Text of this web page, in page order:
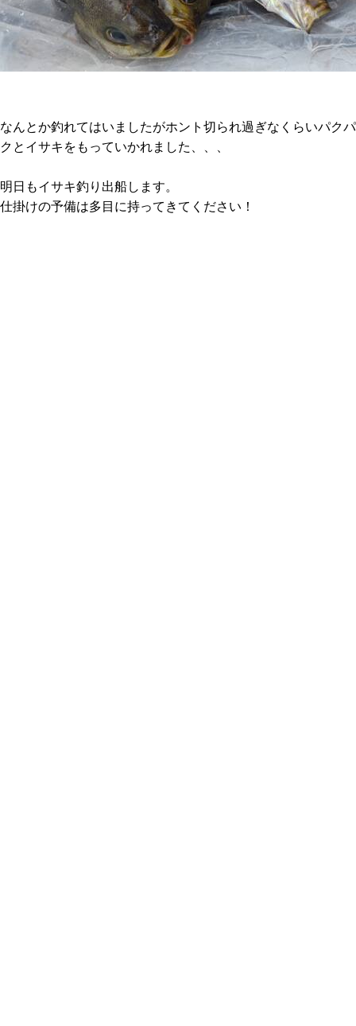
なんとか釣れてはいましたがホント切られ過ぎなくらいパクパ
クとイサキをもっていかれました、、、
明日もイサキ釣り出船します。
仕掛けの予備は多目に持ってきてください！